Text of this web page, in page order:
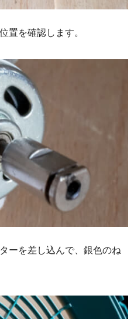
置を確認します。
ーを差し込んで、銀色のね